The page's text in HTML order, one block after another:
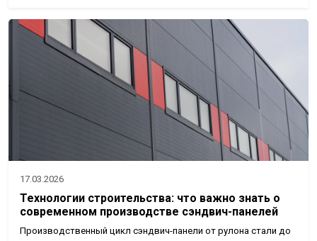
17.03.2026
Технологии строительства: что важно знать о
современном производстве сэндвич-панелей
Производственный цикл сэндвич-панели от рулона стали до